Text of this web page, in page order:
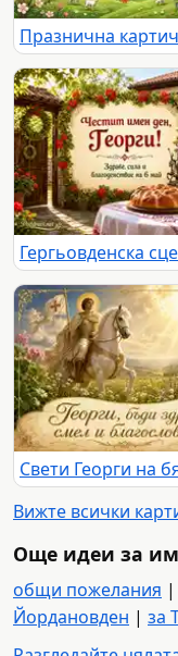
Вижте всички
Още идеи за
общи пожелания |
Йордановден | за